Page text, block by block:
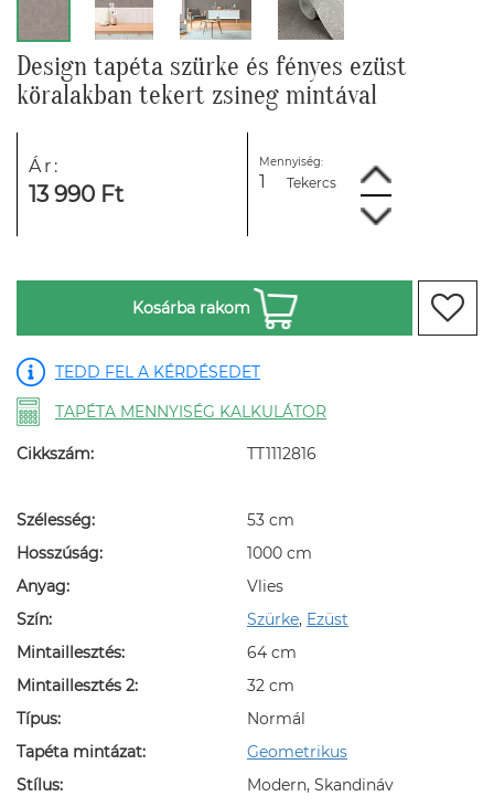
Design tapéta szürke és fényes ezüst
köralakban tekert zsineg mintával
Ár:
13 990 Ft
Mennyiség:
Tekercs
Kosárba rakom
TEDD FEL A KÉRDÉSEDET
TAPÉTA MENNYISÉG KALKULÁTOR
Cikkszám: TT1112816
Szélesség:
53 cm
Hosszúság:
1000 cm
Anyag:
Vlies
Szín:
Szürke, Ezüst
Mintaillesztés:
64 cm
Mintaillesztés 2:
32 cm
Típus:
Normál
Tapéta mintázat:
Geometrikus
Stílus:
Modern, Skandináv